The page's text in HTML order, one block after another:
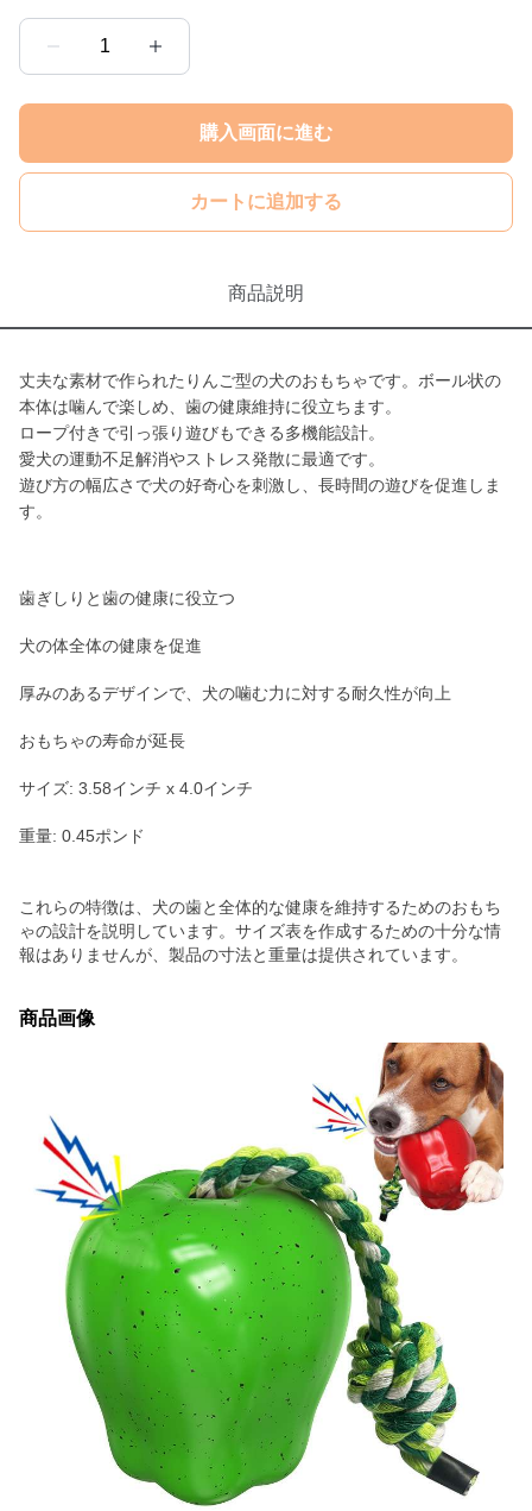
1
購入画面に進む
カートに追加する
商品説明
丈夫な素材で作られたりんご型の犬のおもちゃです。ボール状の
本体は噛んで楽しめ、歯の健康維持に役立ちます。
ロープ付きで引っ張り遊びもできる多機能設計。
愛犬の運動不足解消やストレス発散に最適です。
遊び方の幅広さで犬の好奇心を刺激し、長時間の遊びを促進しま
す。
歯ぎしりと歯の健康に役立つ
犬の体全体の健康を促進
厚みのあるデザインで、犬の噛む力に対する耐久性が向上
おもちゃの寿命が延長
サイズ: 3.58インチ x 4.0インチ
重量: 0.45ポンド
これらの特徴は、犬の歯と全体的な健康を維持するためのおもち
ゃの設計を説明しています。サイズ表を作成するための十分な情
報はありませんが、製品の寸法と重量は提供されています。
商品画像